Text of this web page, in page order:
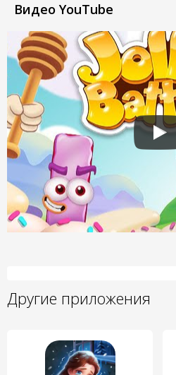
Видео YouTube
Другие приложения